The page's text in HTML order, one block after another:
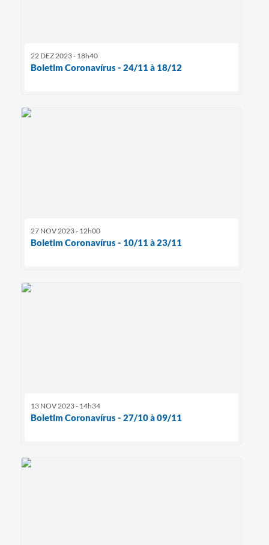
22 DEZ 2023 - 18h40
Boletim Coronavírus - 24/11 à 18/12
27 NOV 2023 - 12h00
Boletim Coronavírus - 10/11 à 23/11
13 NOV 2023 - 14h34
Boletim Coronavírus - 27/10 à 09/11